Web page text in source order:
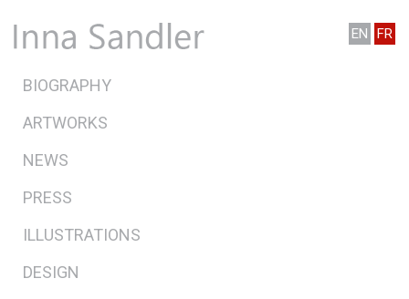
EN FR
BIOGRAPHY
ARTWORKS
NEWS
PRESS
ILLUSTRATIONS
DESIGN